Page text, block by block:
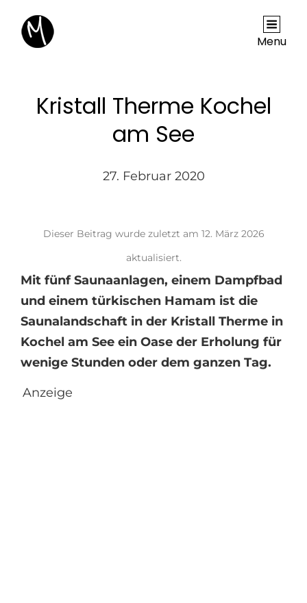
Menu
Kristall Therme Kochel
am See
27. Februar 2020
Dieser Beitrag wurde zuletzt am 12. März 2026
aktualisiert.
Mit fünf Saunaanlagen, einem Dampfbad
und einem türkischen Hamam ist die
Saunalandschaft in der Kristall Therme in
Kochel am See ein Oase der Erholung für
wenige Stunden oder dem ganzen Tag.
Anzeige